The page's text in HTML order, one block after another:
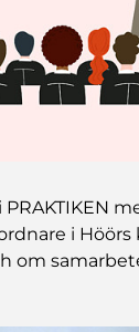
i Höörs
om